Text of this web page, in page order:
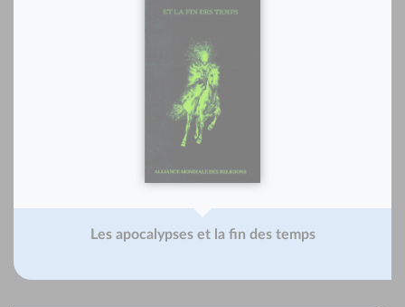
Les apocalypses et la fin des temps